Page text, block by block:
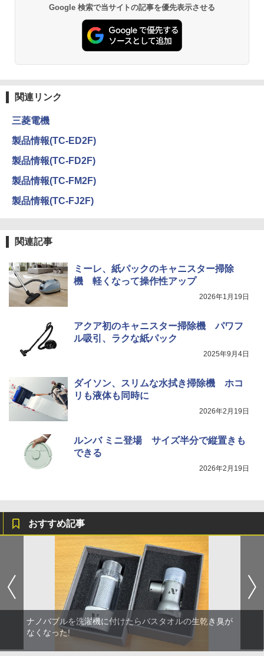
Google 検索で当サイトの記事を優先表示させる
関連リンク
三菱電機
製品情報(TC-ED2F)
製品情報(TC-FD2F)
製品情報(TC-FM2F)
製品情報(TC-FJ2F)
関連記事
ミーレ、紙パックのキャニスター掃除
機 軽くなって操作性アップ
2026年1月19日
アクア初のキャニスター掃除機 パワフ
ル吸引、ラクな紙パック
2025年9月4日
ダイソン、スリムな水拭き掃除機 ホコ
リも液体も同時に
2026年2月19日
ルンバ ミニ登場 サイズ半分で縦置きも
できる
2026年2月19日
おすすめ記事
ナノバブルを洗濯機に付けたらバスタオルの生乾き臭が
なくなった!